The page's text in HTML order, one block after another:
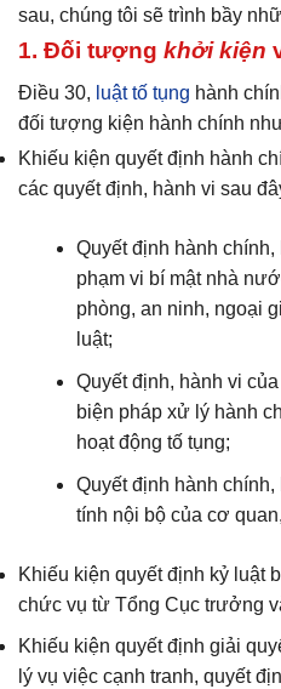
sau, chúng tôi sẽ trình bầy
1. Đối tượng khởi kiện
Điều 30, luật tố tụng hành
đối tượng kiện hành chính
Khiếu kiện quyết định hành
các quyết định, hành vi sau
Quyết định hành
phạm vi bí mật nhà
phòng, an ninh, ngoại
luật;
Quyết định, hành vi
biện pháp xử lý hành
hoạt động tố tụng;
Quyết định hành
tính nội bộ của cơ
Khiếu kiện quyết định kỷ luật
chức vụ từ Tổng Cục trưởng
Khiếu kiện quyết định giải
lý vụ việc cạnh tranh, quyết